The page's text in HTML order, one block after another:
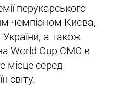
перукарського
чемпіоном Києва,
а також
World Cup CMC в
місце серед
світу.